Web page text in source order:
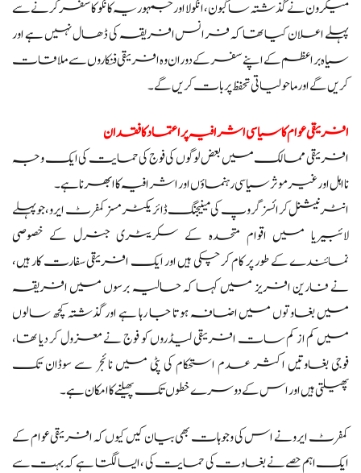
میکرون نے گذشتہ سا گبون، انگولا اور جمہوریہ کانگو کا سفر کرنے سے
پہلے اعلان کیا تھا کہ فرانس افریقہ کی ڈھال نہیں ہے اور
سیاہ براعظم کے اپنے سفر کے دوران وہ افریقی فنکاروں سے ملاقات
کریں گے اور ماحولیاتی تحفظ پر بات کریں گے۔
افریقی عوام کا سیاسی اشرافیہ پر اعتماد کا فقدان
افریقی ممالک میں بعض لوگوں کی فوج کی حمایت کی ایک وجہ
نااہل اور غیر موثر سیاسی رہنماؤں اور اشرافیہ کا ابھرنا ہے۔
انٹرنیشنل کرائسز گروپ کی مینیجنگ ڈائریکٹر مسز کمفرٹ ایرو، جو پہلے
لائبیریا میں اقوام متحدہ کے سکریٹری جنرل کے خصوصی
نمائندے کے طور پر کام کر چکی ہیں اور ایک افریقی سفارت کار ہیں،
نے فارین افریز میں کہا کہ حالیہ برسوں میں افریقہ
میں بغاوتوں میں اضافہ ہوتا جا رہا ہے اور گذشتہ کچھ سالوں
میں کم از کم سات افریقی لیڈروں کو فوج نے معزول کر دیا تھا،
فوجی بغاوتیں اکثر عدم استحکام کی پٹی میں نائجر سے سوڈان تک
پھیلتی ہیں اور اس کے دوسرے خطوں تک پھیلنے کا امکان ہے۔
کمفرٹ ایرو نے اس کی وجوہات بھی بیان کیں کیوں کہ افریقی عوام کے
ایک اہم حصے نے بغاوت کی حمایت کی ،ایسا لگتا ہے کہ بہت سے